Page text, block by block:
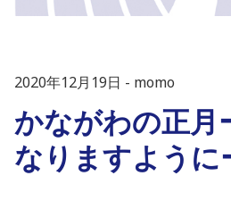
2020年12月19日 momo
かながわの正月
なりますように